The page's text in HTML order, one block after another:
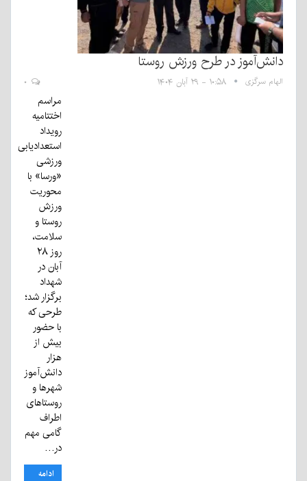
دانش‌آموز در طرح ورزش روستا
الهام سرگزی ۱۰:۵۸ - ۲۹ آبان ۱۴۰۴
مراسم
اختتامیه
رویداد
استعدادیابی
ورزشی
«ورسا» با
محوریت
ورزش
روستا و
سلامت،
روز ۲۸
آبان در
شهداد
برگزار شد؛
طرحی که
با حضور
بیش از
هزار
دانش‌آموز
شهرها و
روستاهای
اطراف
گامی مهم
در…
ادامه